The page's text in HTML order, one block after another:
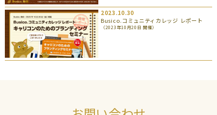
2023.10.30
Busico.コミュニティカレッジ レポート
（2023年10月20日 開催）